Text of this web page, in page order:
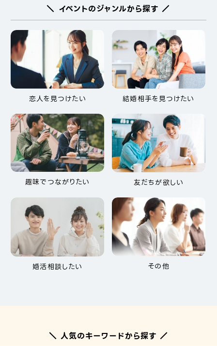
＼ イベントのジャンルから探す ／
恋人を見つけたい 結婚相手を見つけたい
趣味でつながりたい 友だちが欲しい
婚活相談したい その他
＼ 人気のキーワードから探す ／